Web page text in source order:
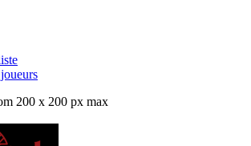
200 x 200 px max